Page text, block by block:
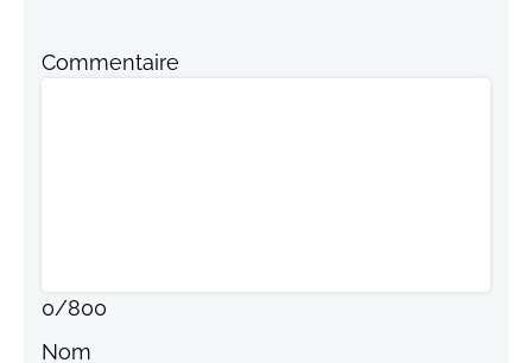
Commentaire
0/800
Nom